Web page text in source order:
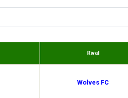
Rival
Wolves FC